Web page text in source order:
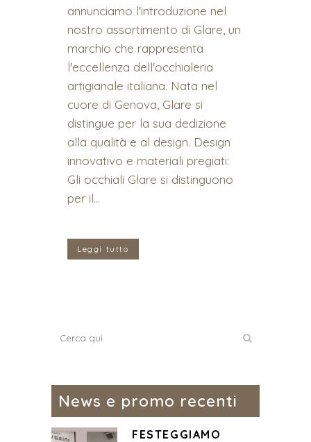
annunciamo l'introduzione nel
nostro assortimento di Glare, un
marchio che rappresenta
l'eccellenza dell'occhialeria
artigianale italiana. Nata nel
cuore di Genova, Glare si
distingue per la sua dedizione
alla qualità e al design. Design
innovativo e materiali pregiati:
Gli occhiali Glare si distinguono
per il...
Leggi tutto
News e promo recenti
FESTEGGIAMO